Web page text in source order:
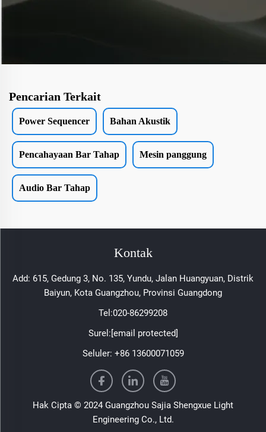
Pencarian Terkait
Power Sequencer Bahan Akustik
Pencahayaan Bar Tahap Mesin panggung
Audio Bar Tahap
Kontak
Add: 615, Gedung 3, No. 135, Yundu, Jalan Huangyuan, Distrik
Baiyun, Kota Guangzhou, Provinsi Guangdong
Tel:020-86299208
Surel:[email protected]
Seluler: +86 13600071059
Hak Cipta © 2024 Guangzhou Sajia Shengxue Light
Engineering Co., Ltd.